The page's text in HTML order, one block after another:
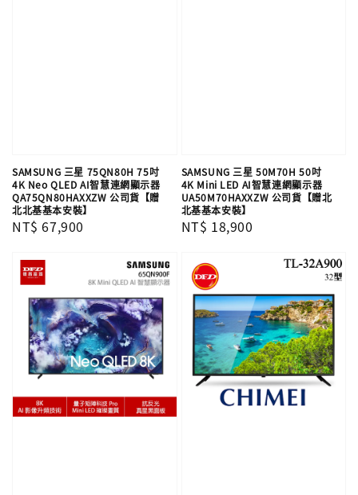
SAMSUNG 三星 75QN80H 75吋
4K Neo QLED AI智慧連網顯示器
QA75QN80HAXXZW 公司貨【贈
北北基基本安裝】
Regular
NT$ 67,900
SAMSUNG 三星 50M70H 50吋
4K Mini LED AI智慧連網顯示器
UA50M70HAXXZW 公司貨【贈北
北基基本安裝】
Regular
NT$ 18,900